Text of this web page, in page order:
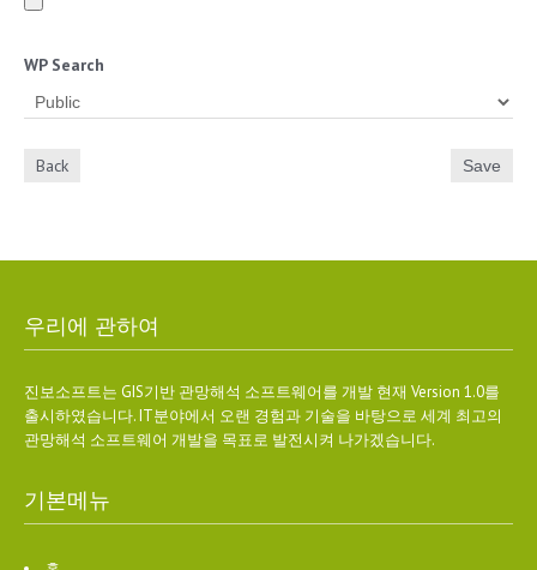
WP Search
Back Save
우리에 관하여
진보소프트는 GIS기반 관망해석 소프트웨어를 개발 현재 Version 1.0를
출시하였습니다. IT분야에서 오랜 경험과 기술을 바탕으로 세계 최고의
관망해석 소프트웨어 개발을 목표로 발전시켜 나가겠습니다.
기본메뉴